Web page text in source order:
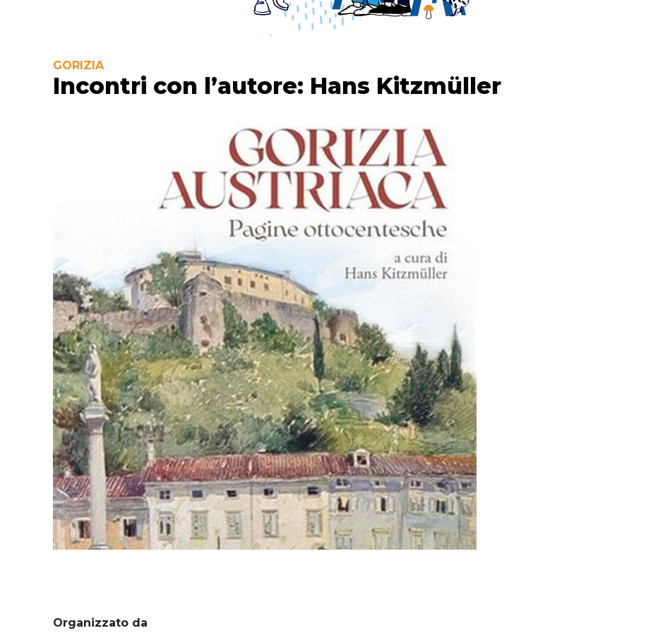
GORIZIA
Incontri con l’autore: Hans Kitzmüller
Organizzato da